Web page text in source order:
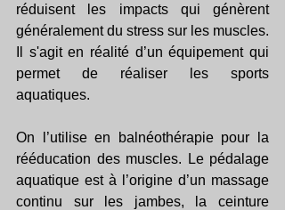
réduisent les impacts qui génèrent
généralement du stress sur les muscles.
Il s'agit en réalité d’un équipement qui
permet de réaliser les sports
aquatiques.
On l’utilise en balnéothérapie pour la
rééducation des muscles. Le pédalage
aquatique est à l’origine d’un massage
continu sur les jambes, la ceinture